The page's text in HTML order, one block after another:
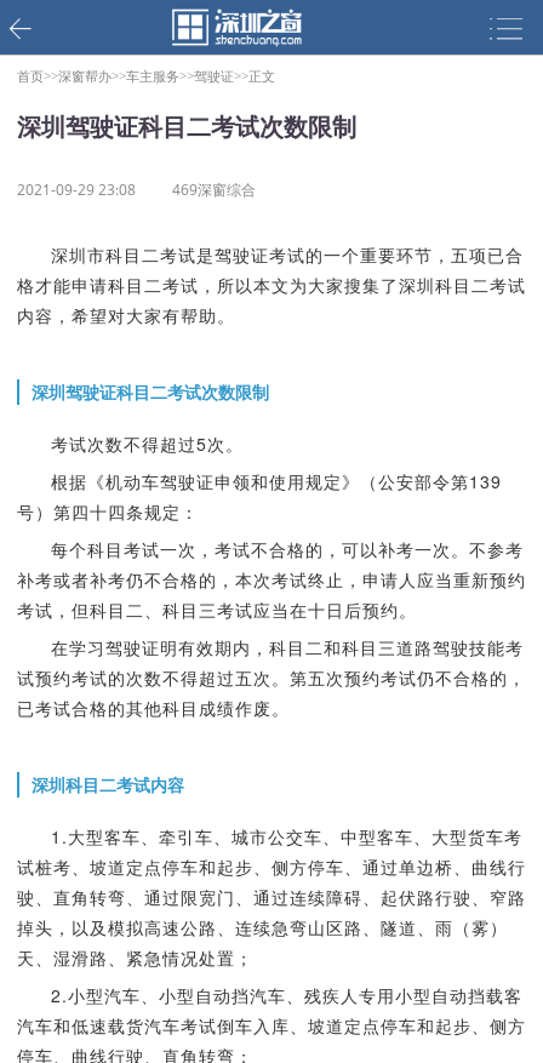
首页>>深窗帮办>>车主服务>>驾驶证>>正文
深圳驾驶证科目二考试次数限制
2021-09-29 23:08 469深窗综合
深圳市科目二考试是驾驶证考试的一个重要环节，五项已合
格才能申请科目二考试，所以本文为大家搜集了深圳科目二考试
内容，希望对大家有帮助。
深圳驾驶证科目二考试次数限制
考试次数不得超过5次。
根据《机动车驾驶证申领和使用规定》（公安部令第139
号）第四十四条规定：
每个科目考试一次，考试不合格的，可以补考一次。不参考
补考或者补考仍不合格的，本次考试终止，申请人应当重新预约
考试，但科目二、科目三考试应当在十日后预约。
在学习驾驶证明有效期内，科目二和科目三道路驾驶技能考
试预约考试的次数不得超过五次。第五次预约考试仍不合格的，
已考试合格的其他科目成绩作废。
深圳科目二考试内容
1.大型客车、牵引车、城市公交车、中型客车、大型货车考
试桩考、坡道定点停车和起步、侧方停车、通过单边桥、曲线行
驶、直角转弯、通过限宽门、通过连续障碍、起伏路行驶、窄路
掉头，以及模拟高速公路、连续急弯山区路、隧道、雨（雾）
天、湿滑路、紧急情况处置；
2.小型汽车、小型自动挡汽车、残疾人专用小型自动挡载客
汽车和低速载货汽车考试倒车入库、坡道定点停车和起步、侧方
停车、曲线行驶、直角转弯；